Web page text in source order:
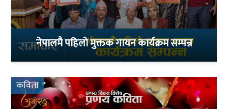
नेपालमै पहिलो मुक्तक गायन कार्यक्रम सम्पन्न
कविता